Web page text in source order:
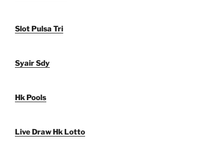
Slot Pulsa Tri
Syair Sdy
Hk Pools
Live Draw Hk Lotto